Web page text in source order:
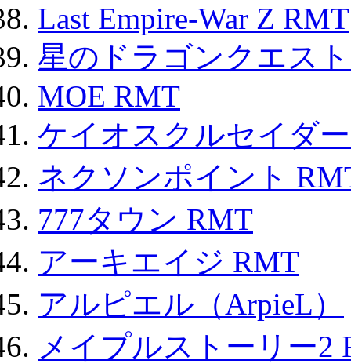
Last Empire-War Z RMT
星のドラゴンクエス
MOE RMT
ケイオスクルセイダ
ネクソンポイント
777タウン RMT
アーキエイジ RMT
アルピエル（ArpieL）
メイプルストーリー2